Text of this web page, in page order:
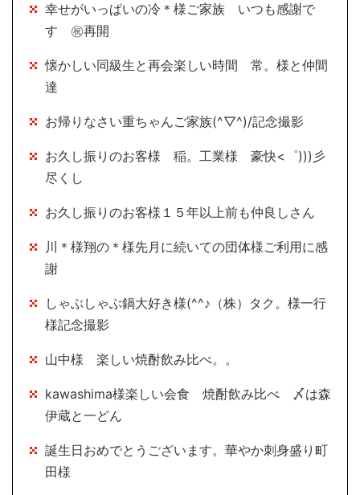
幸せがいっぱいの冷＊様ご家族 いつも感謝で
す ㊗再開
懐かしい同級生と再会楽しい時間 常。様と仲間
達
お帰りなさい重ちゃんご家族(^▽^)/記念撮影
お久し振りのお客様 稲。工業様 豪快<゜)))彡
尽くし
お久し振りのお客様１５年以上前も仲良しさん
川＊様翔の＊様先月に続いての団体様ご利用に感
謝
しゃぶしゃぶ鍋大好き様(^^♪（株）タク。様一行
様記念撮影
山中様 楽しい焼酎飲み比べ。。
kawashima様楽しい会食 焼酎飲み比べ 〆は森
伊蔵と一どん
誕生日おめでとうございます。華やか刺身盛り町
田様